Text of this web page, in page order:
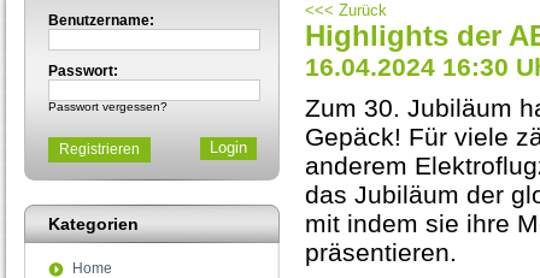
Benutzername:
Passwort:
Passwort vergessen?
Registrieren
Kategorien
Home
<<< Zurück
Highlights der
16.04.2024 16:30
Zum 30. Jubiläum
Gepäck! Für viele
anderem
das Jubiläum der
mit indem sie ihre
präsentieren.